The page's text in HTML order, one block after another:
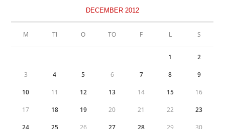
DECEMBER 2012
M TI O TO F L S
1 2
3 4 5 6 7 8 9
10 11 12 13 14 15 16
17 18 19 20 21 22 23
24 25 26 27 28 29 30